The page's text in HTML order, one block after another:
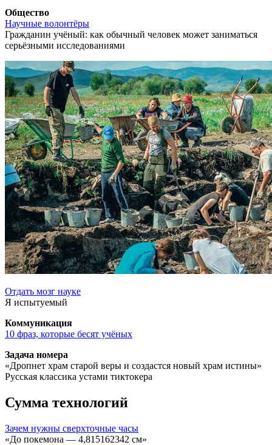
Общество
Научные волонтёры
Гражданин учёный: как обычный человек может заниматься
серьёзными исследованиями
Отдать мозг науке
Я испытуемый
Коммуникация
10 фраз, которые бесят учёных
Задача номера
«Дропнет храм старой веры и создастся новый храм истины»
Русская классика устами тиктокера
Сумма технологий
Зачем нужны сверхточные часы
«До покемона — 4,815162342 см»